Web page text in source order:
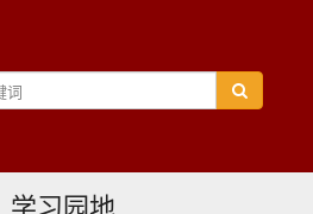
学习园地